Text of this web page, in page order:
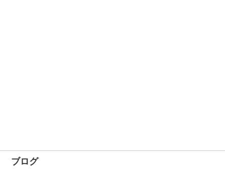
ブログ